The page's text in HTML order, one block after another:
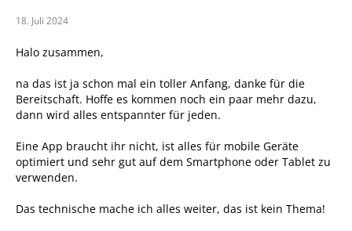
18. Juli 2024
Halo zusammen,
na das ist ja schon mal ein toller Anfang, danke für die
Bereitschaft. Hoffe es kommen noch ein paar mehr dazu,
dann wird alles entspannter für jeden.
Eine App braucht ihr nicht, ist alles für mobile Geräte
optimiert und sehr gut auf dem Smartphone oder Tablet zu
verwenden.
Das technische mache ich alles weiter, das ist kein Thema!